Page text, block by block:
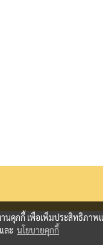
านคุกกี้ เพื่อเพิ่มประสิทธิภา
และ นโยบายคุกกี้